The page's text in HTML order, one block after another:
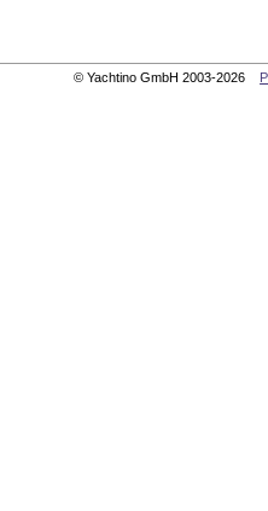
© Yachtino GmbH 2003-2026